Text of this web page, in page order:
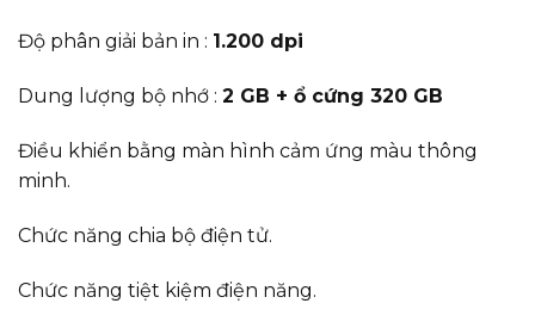
Độ phân giải bản in : 1.200 dpi
Dung lượng bộ nhớ : 2 GB + ổ cứng 320 GB
Điều khiển bằng màn hình cảm ứng màu thông
minh.
Chức năng chia bộ điện tử.
Chức năng tiệt kiệm điện năng.